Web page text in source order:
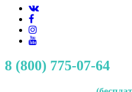
8 (800) 775-07-64